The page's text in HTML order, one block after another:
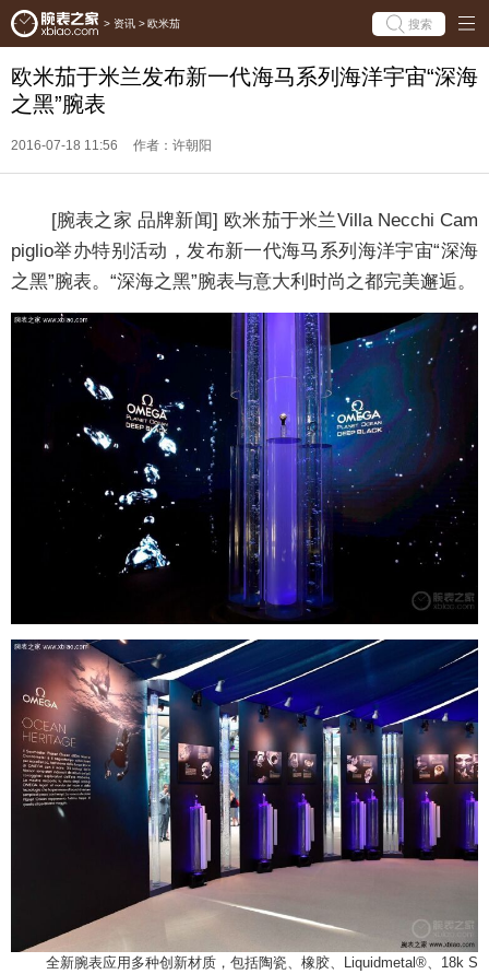
> 资讯 > 欧米茄 搜索
欧米茄于米兰发布新一代海马系列海洋宇宙“深海
之黑”腕表
2016-07-18 11:56 作者：许朝阳
[腕表之家 品牌新闻] 欧米茄于米兰Villa Necchi Cam
piglio举办特别活动，发布新一代海马系列海洋宇宙“深海
之黑”腕表。 “深海之黑”腕表与意大利时尚之都完美邂逅。
全新腕表应用多种创新材质，包括陶瓷、橡胶、Liquidmetal®、18k S